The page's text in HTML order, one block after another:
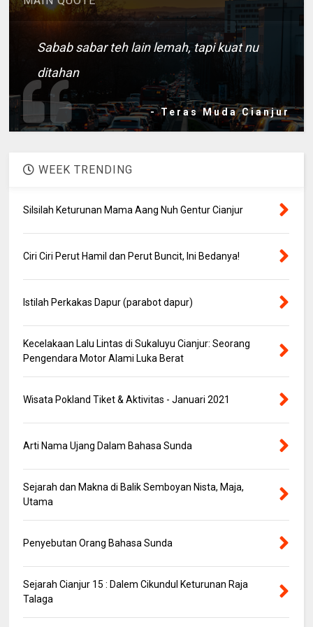
Sabab sabar teh lain lemah, tapi kuat nu
ditahan
- Teras Muda Cianjur
WEEK TRENDING
Silsilah Keturunan Mama Aang Nuh Gentur Cianjur
Ciri Ciri Perut Hamil dan Perut Buncit, Ini Bedanya!
Istilah Perkakas Dapur (parabot dapur)
Kecelakaan Lalu Lintas di Sukaluyu Cianjur: Seorang
Pengendara Motor Alami Luka Berat
Wisata Pokland Tiket & Aktivitas - Januari 2021
Arti Nama Ujang Dalam Bahasa Sunda
Sejarah dan Makna di Balik Semboyan Nista, Maja,
Utama
Penyebutan Orang Bahasa Sunda
Sejarah Cianjur 15 : Dalem Cikundul Keturunan Raja
Talaga